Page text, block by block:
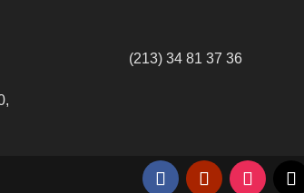
(213) 34 81 37 36